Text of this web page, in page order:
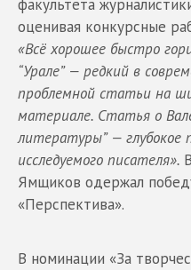
факультета
оценивая конкурсные
«Всё хорошее быстро
“Урале” — редкий в
проблемной статьи на
материале. Статья о
литературы” — глубокое
исследуемого писателя».
Ямщиков одержал
«Перспектива».
В номинации «За